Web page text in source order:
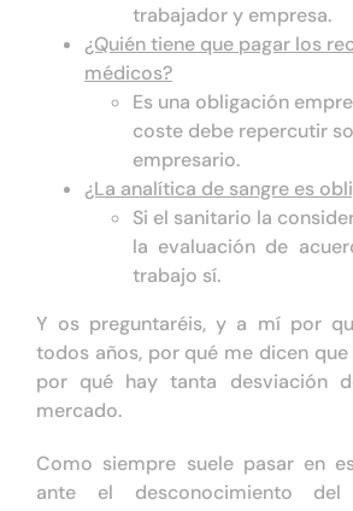
trabajador y empresa.
¿Quién tiene que pagar los
médicos?
Es una obligación
coste debe repercutir
empresario.
¿La analítica de sangre es
Si el sanitario la
la evaluación de
trabajo sí.
Y os preguntaréis, y a mí por
todos años, por qué me dicen
por qué hay tanta desviación
mercado.
Como siempre suele pasar en
ante el desconocimiento del